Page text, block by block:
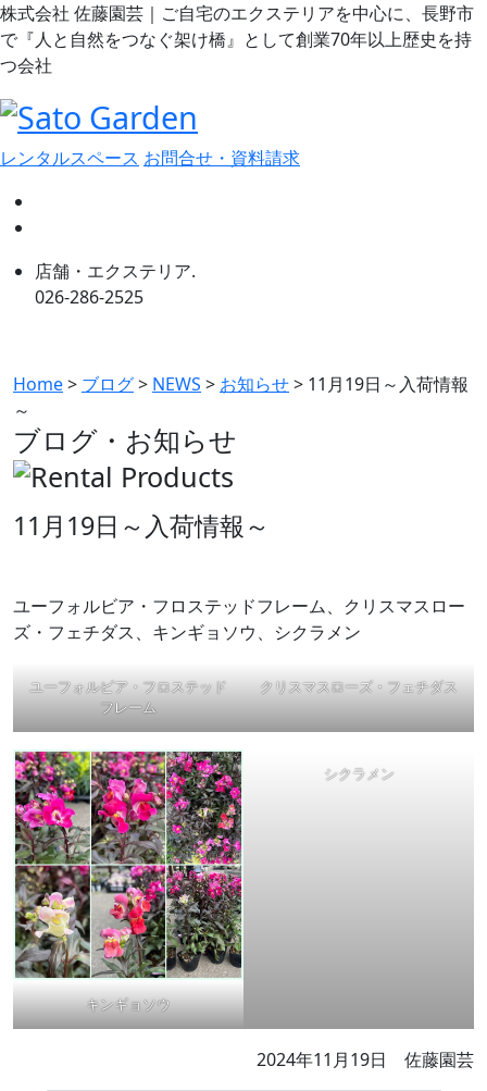
株式会社 佐藤園芸｜ご自宅のエクステリアを中心に、長野市
で『人と自然をつなぐ架け橋』として創業70年以上歴史を持
つ会社
レンタルスペース お問合せ・資料請求
店舗・エクステリア.
026-286-2525
Home> ブログ> NEWS > お知らせ> 11月19日～入荷情報
～
ブログ・お知らせ
11月19日～入荷情報～
ユーフォルビア・フロステッドフレーム、クリスマスロー
ズ・フェチダス、キンギョソウ、シクラメン
ユーフォルビア・フロステッド
フレーム
クリスマスローズ・フェチダス
キンギョソウ
シクラメン
2024年11月19日 佐藤園芸